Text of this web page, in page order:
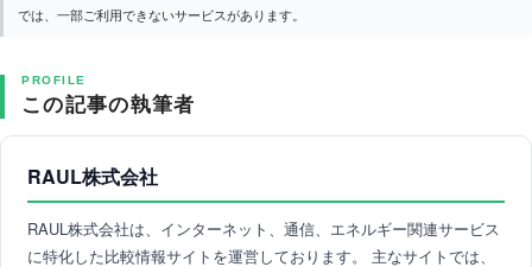
では、一部ご利用できないサービスがあります。
PROFILE
この記事の執筆者
RAUL株式会社
RAUL株式会社は、インターネット、通信、エネルギー関連サービス
に特化した比較情報サイトを運営しております。 主なサイトでは、